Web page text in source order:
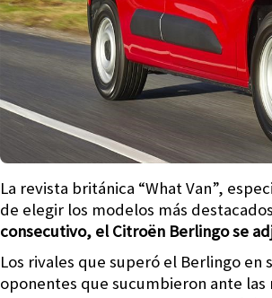
La revista británica “What Van”,
de elegir los modelos más
consecutivo, el Citroën Berlingo se
Los rivales que superó el Berlingo
oponentes que sucumbieron ante